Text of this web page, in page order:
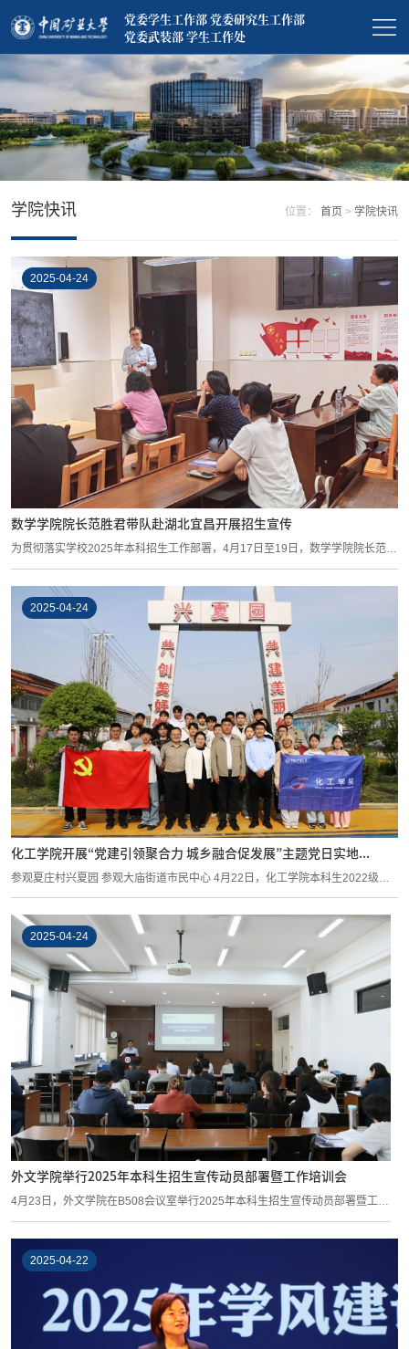
党委学生工作部 党委研究生工作部
党委武装部 学生工作处
学院快讯 位置：首页 >学院快讯
2025-04-24
数学学院院长范胜君带队赴湖北宜昌开展招生宣传
为贯彻落实学校2025年本科招生工作部署，4月17日至19日，数学学院院长范胜
2025-04-24
化工学院开展“党建引领聚合力 城乡融合促发展”主题党日实地...
参观夏庄村兴夏园 参观大庙街道市民中心 4月22日，化工学院本科生2022级党
2025-04-24
外文学院举行2025年本科生招生宣传动员部署暨工作培训会
4月23日，外文学院在B508会议室举行2025年本科生招生宣传动员部署暨工作
2025-04-22